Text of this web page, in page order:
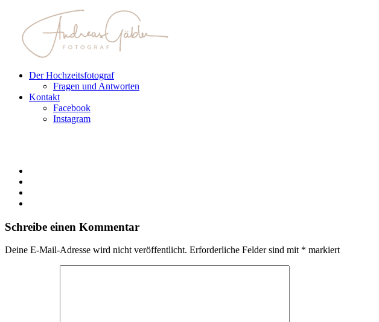
Der Hochzeitsfotograf
Fragen und Antworten
Kontakt
Facebook
Instagram
Schreibe einen Kommentar
Deine E-Mail-Adresse wird nicht veröffentlicht. Erforderliche Felder sind mit * markiert